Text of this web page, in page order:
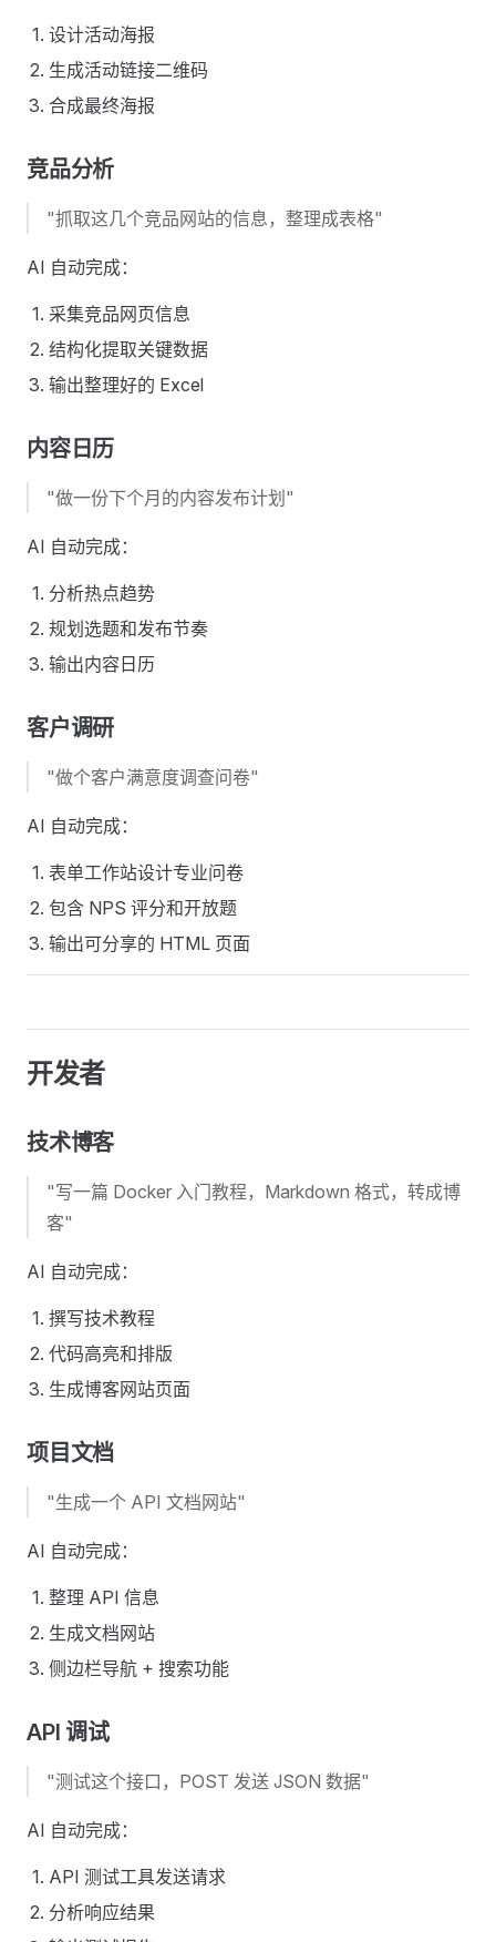
设计活动海报
生成活动链接二维码
合成最终海报
竞品分析
"抓取这几个竞品网站的信息，整理成表格"
AI 自动完成：
采集竞品网页信息
结构化提取关键数据
输出整理好的 Excel
内容日历
"做一份下个月的内容发布计划"
AI 自动完成：
分析热点趋势
规划选题和发布节奏
输出内容日历
客户调研
"做个客户满意度调查问卷"
AI 自动完成：
表单工作站设计专业问卷
包含 NPS 评分和开放题
输出可分享的 HTML 页面
开发者
技术博客
"写一篇 Docker 入门教程，Markdown 格式，转成博
客"
AI 自动完成：
撰写技术教程
代码高亮和排版
生成博客网站页面
项目文档
"生成一个 API 文档网站"
AI 自动完成：
整理 API 信息
生成文档网站
侧边栏导航 + 搜索功能
API 调试
"测试这个接口，POST 发送 JSON 数据"
AI 自动完成：
API 测试工具发送请求
分析响应结果